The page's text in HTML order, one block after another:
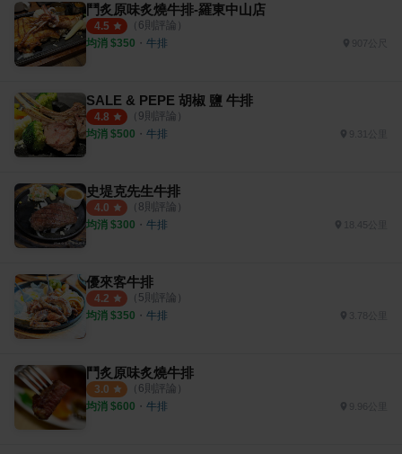
鬥炙原味炙燒牛排-羅東中山店
4.5 （ 6則評論）
均消 $350 ・ 牛排
SALE & PEPE 胡椒 鹽 牛排
4.8 （ 9則評論）
均消 $500 ・ 牛排
史堤克先生牛排
4.0 （ 8則評論）
均消 $300 ・ 牛排 18.45公里
優來客牛排
4.2 （ 5則評論）
均消 $350 ・ 牛排
鬥炙原味炙燒牛排
3.0 （ 6則評論）
均消 $600 ・ 牛排